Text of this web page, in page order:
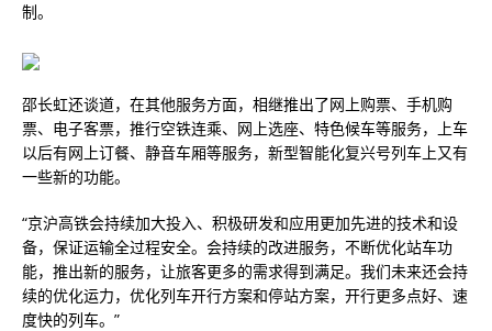
制。
邵长虹还谈道，在其他服务方面，相继推出了网上购票、手机购
票、电子客票，推行空铁连乘、网上选座、特色候车等服务，上车
以后有网上订餐、静音车厢等服务，新型智能化复兴号列车上又有
一些新的功能。
“京沪高铁会持续加大投入、积极研发和应用更加先进的技术和设
备，保证运输全过程安全。会持续的改进服务，不断优化站车功
能，推出新的服务，让旅客更多的需求得到满足。我们未来还会持
续的优化运力，优化列车开行方案和停站方案，开行更多点好、速
度快的列车。”